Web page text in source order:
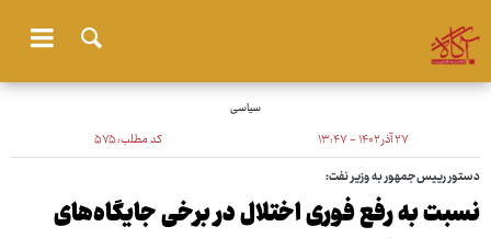
سیاسی
۲۷ آذر ۱۴۰۲ - ۱۳:۴۷ کد مطلب:۵۷۵
دستور رییس‌جمهور به وزیر نفت:
نسبت به رفع فوری اختلال در برخی جایگاه‌های